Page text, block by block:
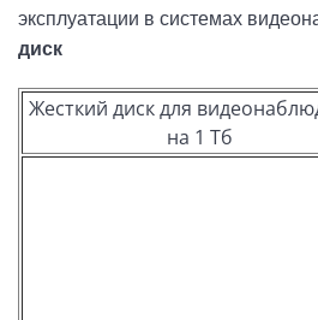
эксплуатации в системах
диск
Жесткий диск для
на 1 Тб